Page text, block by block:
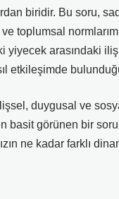
biridir. Bu soru,
toplumsal
arasındaki
etkileşimde
duygusal ve
görünen bir soru,
ne kadar farklı